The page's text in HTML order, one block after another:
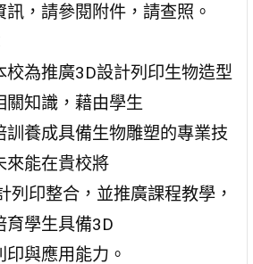
訊，請參閱附件，請查照。
校為推廣3D設計列印生物造型
關知識，藉由學生
訓養成具備生物雕塑的專業技
來能在貴校將
列印整合，並推廣課程教學，
育學生具備3D
印與應用能力。